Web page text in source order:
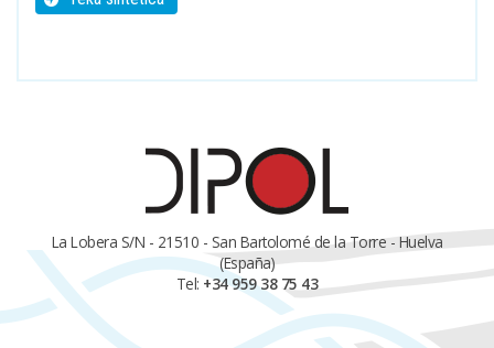
La Lobera S/N - 21510 - San Bartolomé de la Torre - Huelva
(España)
Tel: +34 959 38 75 43